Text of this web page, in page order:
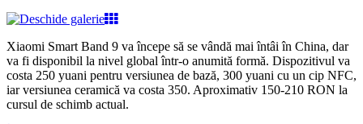
Xiaomi Smart Band 9 va începe să se vândă mai întâi în China, dar
va fi disponibil la nivel global într-o anumită formă. Dispozitivul va
costa 250 yuani pentru versiunea de bază, 300 yuani cu un cip NFC,
iar versiunea ceramică va costa 350. Aproximativ 150-210 RON la
cursul de schimb actual.